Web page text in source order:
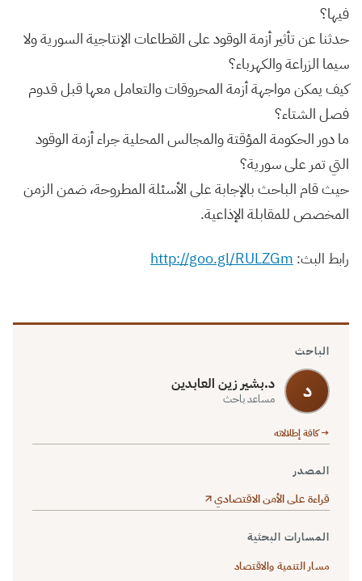
فيها؟
حدثنا عن تأثير أزمة الوقود على القطاعات الإنتاجية السورية ولا
سيما الزراعة والكهرباء؟
كيف يمكن مواجهة أزمة المحروقات والتعامل معها قبل قدوم
فصل الشتاء؟
ما دور الحكومة المؤقتة والمجالس المحلية جراء أزمة الوقود
التي تمر على سورية؟
حيث قام الباحث بالإجابة على الأسئلة المطروحة، ضمن الزمن
المخصص للمقابلة الإذاعية.
رابط البث: http://goo.gl/RULZGm
الباحث
د د.بشير زين العابدين
مساعد باحث
→ كافة إطلالاته
المصدر
قراءة على الأمن الاقتصادي
المسارات البحثية
مسار التنمية والاقتصاد